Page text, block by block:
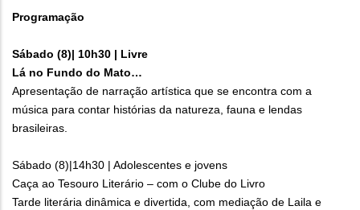
Programação
Sábado (8)| 10h30 | Livre
Lá no Fundo do Mato…
Apresentação de narração artística que se encontra com a
música para contar histórias da natureza, fauna e lendas
brasileiras.
Sábado (8)|14h30 | Adolescentes e jovens
Caça ao Tesouro Literário – com o Clube do Livro
Tarde literária dinâmica e divertida, com mediação de Laila e